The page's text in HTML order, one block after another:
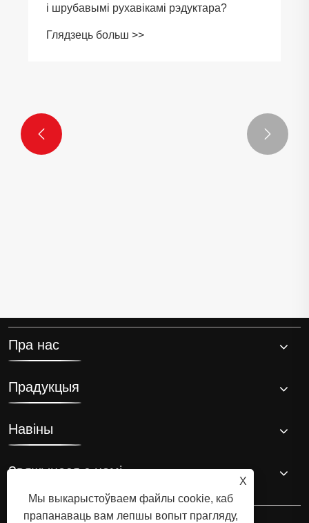
і шрубавымі рухавікамі рэдуктара?
Глядзець больш >>
 
Пра нас
Прадукцыя
Навіны
Звяжыцеся з намі
X
Мы выкарыстоўваем файлы cookie, каб
прапанаваць вам лепшы вопыт прагляду,